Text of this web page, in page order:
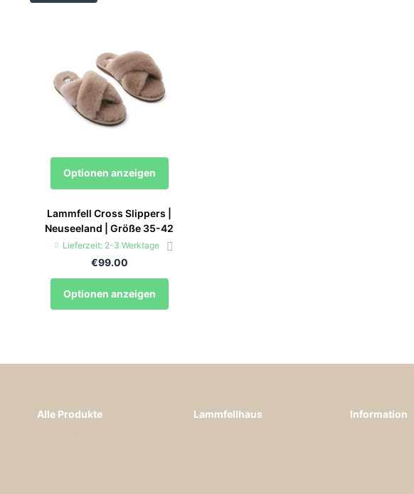
Optionen anzeigen
Lammfell Cross Slippers |
Neuseeland | Größe 35-42
Lieferzeit: 2-3 Werktage
€99.00
Optionen anzeigen
Alle Produkte
Lammfellhaus
Information